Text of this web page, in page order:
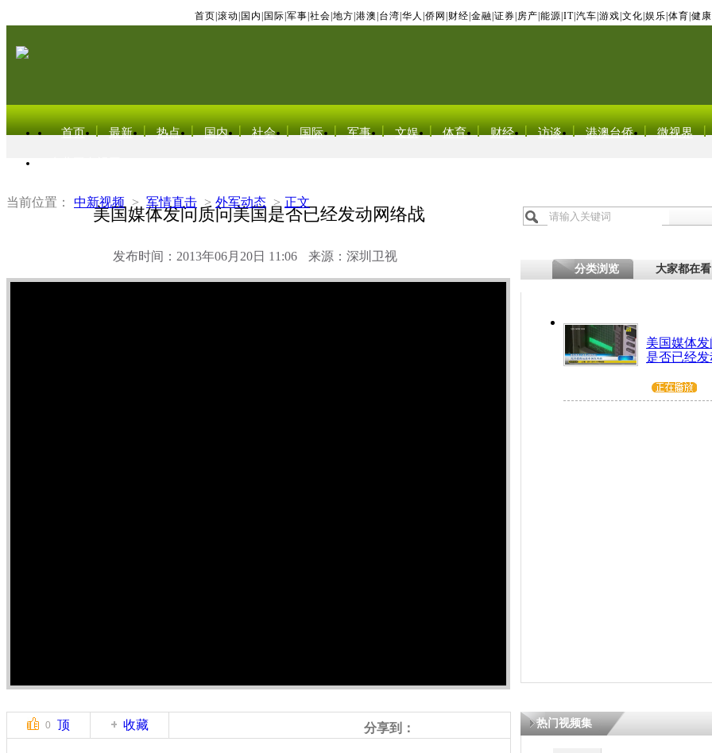
首页 滚动 国内 国际 军事 社会 地方 港澳 台湾 华人 侨网 财经 金融 证券 房产 能源 IT| 汽车 游戏 文化 娱乐 体育 健康
首页 最新 热点 国内 社会 国际 军事 文娱 体育 财经 访谈 港澳台侨 微视界
当前位置： 中新视频 > 军情直击 > 外军动态 > 正文
美国媒体发问质问美国是否已经发动网络战
发布时间：2013年06月20日 11:06 来源：深圳卫视
分类浏览 大家都在看
美国媒体
是否已经
0 顶 收藏 分享到： 热门视频集